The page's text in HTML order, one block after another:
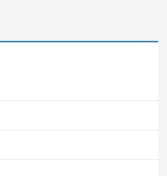
難後に館内へ…現場の実態が判明